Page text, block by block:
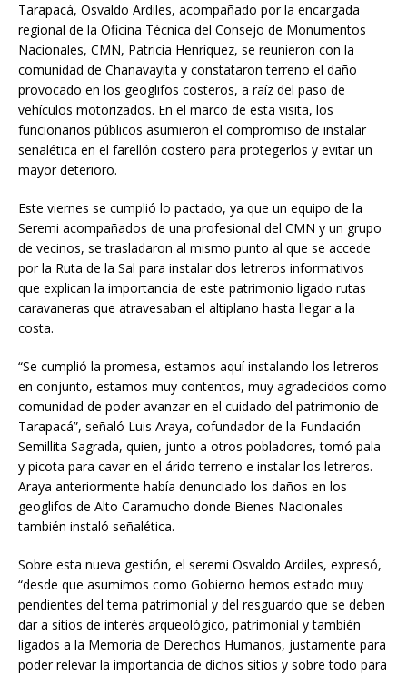
Tarapacá, Osvaldo Ardiles, acompañado por la encargada
regional de la Oficina Técnica del Consejo de Monumentos
Nacionales, CMN, Patricia Henríquez, se reunieron con la
comunidad de Chanavayita y constataron terreno el daño
provocado en los geoglifos costeros, a raíz del paso de
vehículos motorizados. En el marco de esta visita, los
funcionarios públicos asumieron el compromiso de instalar
señalética en el farellón costero para protegerlos y evitar un
mayor deterioro.
Este viernes se cumplió lo pactado, ya que un equipo de la
Seremi acompañados de una profesional del CMN y un grupo
de vecinos, se trasladaron al mismo punto al que se accede
por la Ruta de la Sal para instalar dos letreros informativos
que explican la importancia de este patrimonio ligado rutas
caravaneras que atravesaban el altiplano hasta llegar a la
costa.
“Se cumplió la promesa, estamos aquí instalando los letreros
en conjunto, estamos muy contentos, muy agradecidos como
comunidad de poder avanzar en el cuidado del patrimonio de
Tarapacá”, señaló Luis Araya, cofundador de la Fundación
Semillita Sagrada, quien, junto a otros pobladores, tomó pala
y picota para cavar en el árido terreno e instalar los letreros.
Araya anteriormente había denunciado los daños en los
geoglifos de Alto Caramucho donde Bienes Nacionales
también instaló señalética.
Sobre esta nueva gestión, el seremi Osvaldo Ardiles, expresó,
“desde que asumimos como Gobierno hemos estado muy
pendientes del tema patrimonial y del resguardo que se deben
dar a sitios de interés arqueológico, patrimonial y también
ligados a la Memoria de Derechos Humanos, justamente para
poder relevar la importancia de dichos sitios y sobre todo para